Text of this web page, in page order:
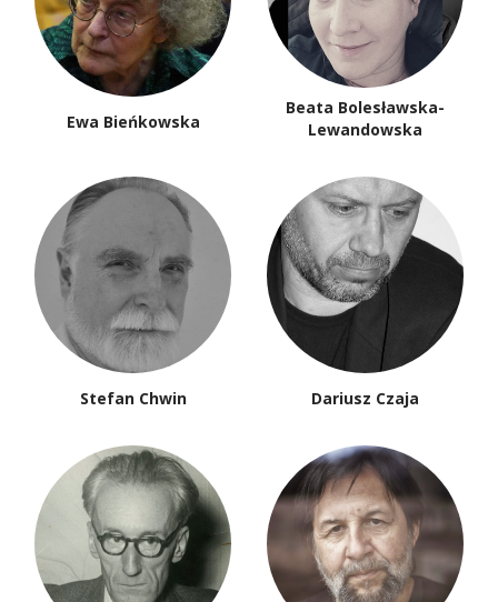
Ewa Bieńkowska
Beata Bolesławska-
Lewandowska
Stefan Chwin Dariusz Czaja